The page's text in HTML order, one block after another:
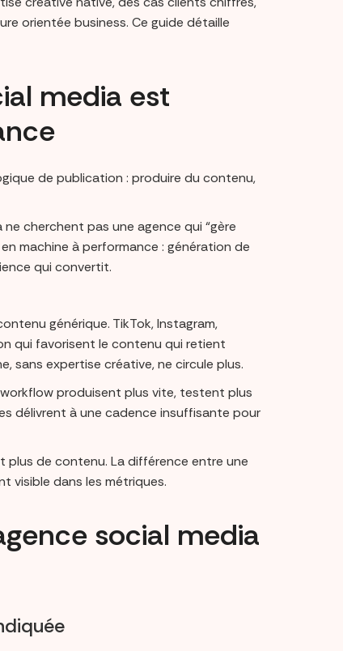
orientée business. Ce guide détaille
media est
de publication : produire du contenu,
cherchent pas une agence qui “gère
machine à performance : génération de
qui convertit.
générique. TikTok, Instagram,
qui favorisent le contenu qui retient
sans expertise créative, ne circule plus.
workflow produisent plus vite, testent plus
délivrent à une cadence insuffisante pour
plus de contenu. La différence entre une
visible dans les métriques.
social media